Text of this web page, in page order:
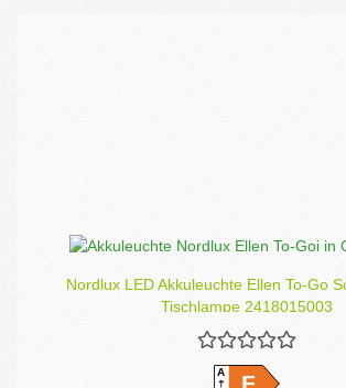
Nordlux LED Akkuleuchte Ellen To-Go
Tischlampe 2418015003
A